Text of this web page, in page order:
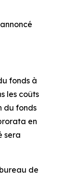
fonds à
les coûts
du fonds
en
sera
de